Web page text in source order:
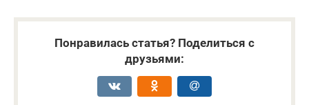
Понравилась статья? Поделиться с
друзьями: